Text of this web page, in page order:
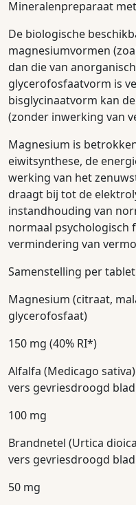
Mineralenpreparaat
De biologische
magnesiumvormen
dan die van
glycerofosfaatvorm is
bisglycinaatvorm kan
(zonder inwerking van
Magnesium is
eiwitsynthese, de
werking van het
draagt bij tot de
instandhouding van
normaal psychologisch
vermindering van
Samenstelling per tablet
Magnesium (citraat,
glycerofosfaat)
150 mg (40% RI*)
Alfalfa (Medicago sativa)
vers gevriesdroogd blad
100 mg
Brandnetel (Urtica
vers gevriesdroogd blad
50 mg